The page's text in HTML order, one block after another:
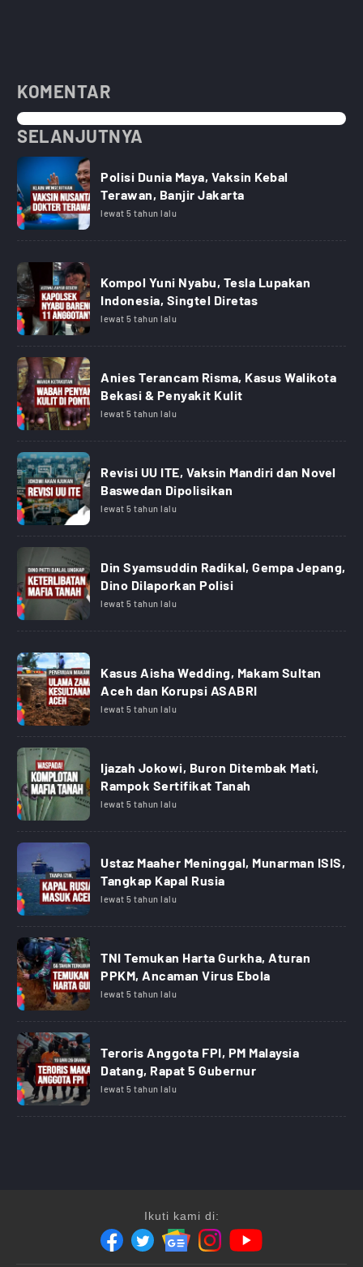
KOMENTAR
SELANJUTNYA
Polisi Dunia Maya, Vaksin Kebal
Terawan, Banjir Jakarta
lewat 5 tahun lalu
Kompol Yuni Nyabu, Tesla Lupakan
Indonesia, Singtel Diretas
lewat 5 tahun lalu
Anies Terancam Risma, Kasus Walikota
Bekasi & Penyakit Kulit
lewat 5 tahun lalu
Revisi UU ITE, Vaksin Mandiri dan Novel
Baswedan Dipolisikan
lewat 5 tahun lalu
Din Syamsuddin Radikal, Gempa Jepang,
Dino Dilaporkan Polisi
lewat 5 tahun lalu
Kasus Aisha Wedding, Makam Sultan
Aceh dan Korupsi ASABRI
lewat 5 tahun lalu
Ijazah Jokowi, Buron Ditembak Mati,
Rampok Sertifikat Tanah
lewat 5 tahun lalu
Ustaz Maaher Meninggal, Munarman ISIS,
Tangkap Kapal Rusia
lewat 5 tahun lalu
TNI Temukan Harta Gurkha, Aturan
PPKM, Ancaman Virus Ebola
lewat 5 tahun lalu
Teroris Anggota FPI, PM Malaysia
Datang, Rapat 5 Gubernur
lewat 5 tahun lalu
Ikuti kami di: